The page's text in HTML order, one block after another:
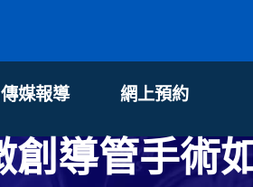
傳媒報導 網上預約
導管手術